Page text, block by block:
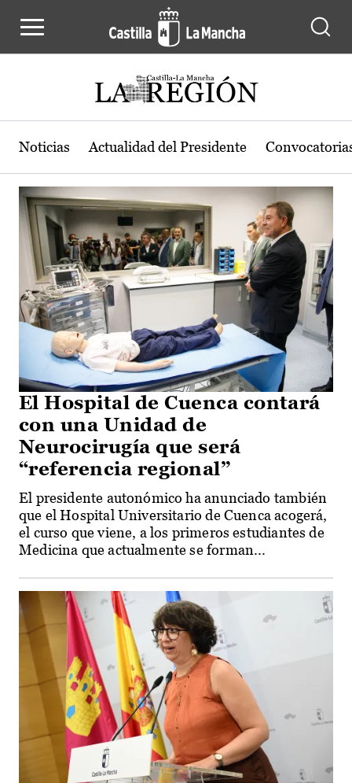
Actualidad de la región de Castilla-
Noticias Actualidad del Presidente
El Hospital de Cuenca contará
con una Unidad de
Neurocirugía que será
“referencia regional”
El presidente autonómico ha anunciado también
que el Hospital Universitario de Cuenca acogerá,
el curso que viene, a los primeros estudiantes de
Medicina que actualmente se forman...